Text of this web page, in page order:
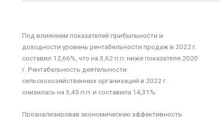
Под влиянием показателей прибыльности и
доходности уровень рентабельности продаж в 2022 г.
составил 12,66%, что на 3,62 п.п. ниже показателя 2020
г. Рентабельность деятельности
сельскохозяйственных организаций в 2022 г.
снизилась на 3,45 п.п. и составила 14,31%.
Проанализировав экономическую эффективность